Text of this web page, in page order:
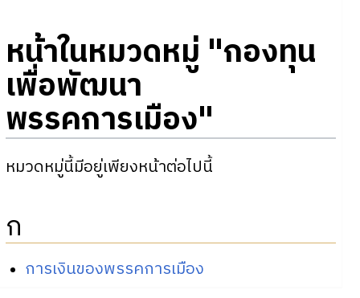
หน้าในหมวดหมู่ "กองทุน
เพื่อพัฒนา
พรรคการเมือง"
หมวดหมู่นี้มีอยู่เพียงหน้าต่อไปนี้
ก
การเงินของพรรคการเมือง